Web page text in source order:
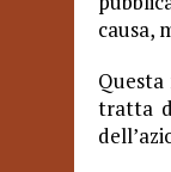
causa,
tratta